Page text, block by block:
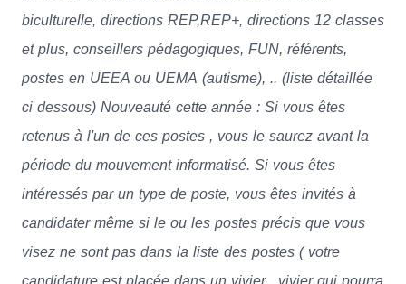
biculturelle, directions REP,REP+, directions 12 classes
et plus, conseillers pédagogiques, FUN, référents,
postes en UEEA ou UEMA (autisme), .. (liste détaillée
ci dessous) Nouveauté cette année : Si vous êtes
retenus à l'un de ces postes , vous le saurez avant la
période du mouvement informatisé. Si vous êtes
intéressés par un type de poste, vous êtes invités à
candidater même si le ou les postes précis que vous
visez ne sont pas dans la liste des postes ( votre
candidature est placée dans un vivier , vivier qui pourra